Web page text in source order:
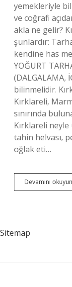
yemekleriyle
ve coğrafi
akla ne gelir?
şunlardır:
kendine has
YOĞURT
(DALGALAMA,
bilinmelidir.
Kırklareli,
sınırında
Kırklareli
tahin helvası,
oğlak eti…
Devamını okuyun
Sitemap